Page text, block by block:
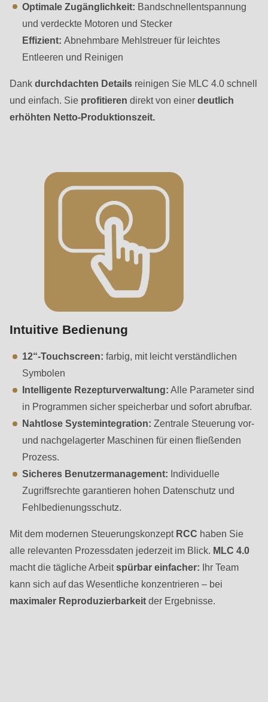
Optimale Zugänglichkeit: Bandschnellentspannung
und verdeckte Motoren und Stecker
Effizient: Abnehmbare Mehlstreuer für leichtes
Entleeren und Reinigen
Dank durchdachten Details reinigen Sie MLC 4.0 schnell
und einfach. Sie profitieren direkt von einer deutlich
erhöhten Netto-Produktionszeit.
Intuitive Bedienung
12“-Touchscreen: farbig, mit leicht verständlichen
Symbolen
Intelligente Rezepturverwaltung: Alle Parameter sind
in Programmen sicher speicherbar und sofort abrufbar.
Nahtlose Systemintegration: Zentrale Steuerung vor-
und nachgelagerter Maschinen für einen fließenden
Prozess.
Sicheres Benutzermanagement: Individuelle
Zugriffsrechte garantieren hohen Datenschutz und
Fehlbedienungsschutz.
Mit dem modernen Steuerungskonzept RCC haben Sie
alle relevanten Prozessdaten jederzeit im Blick. MLC 4.0
macht die tägliche Arbeitspürbar einfacher: Ihr Team
kann sich auf das Wesentliche konzentrieren – bei
maximaler Reproduzierbarkeit der Ergebnisse.